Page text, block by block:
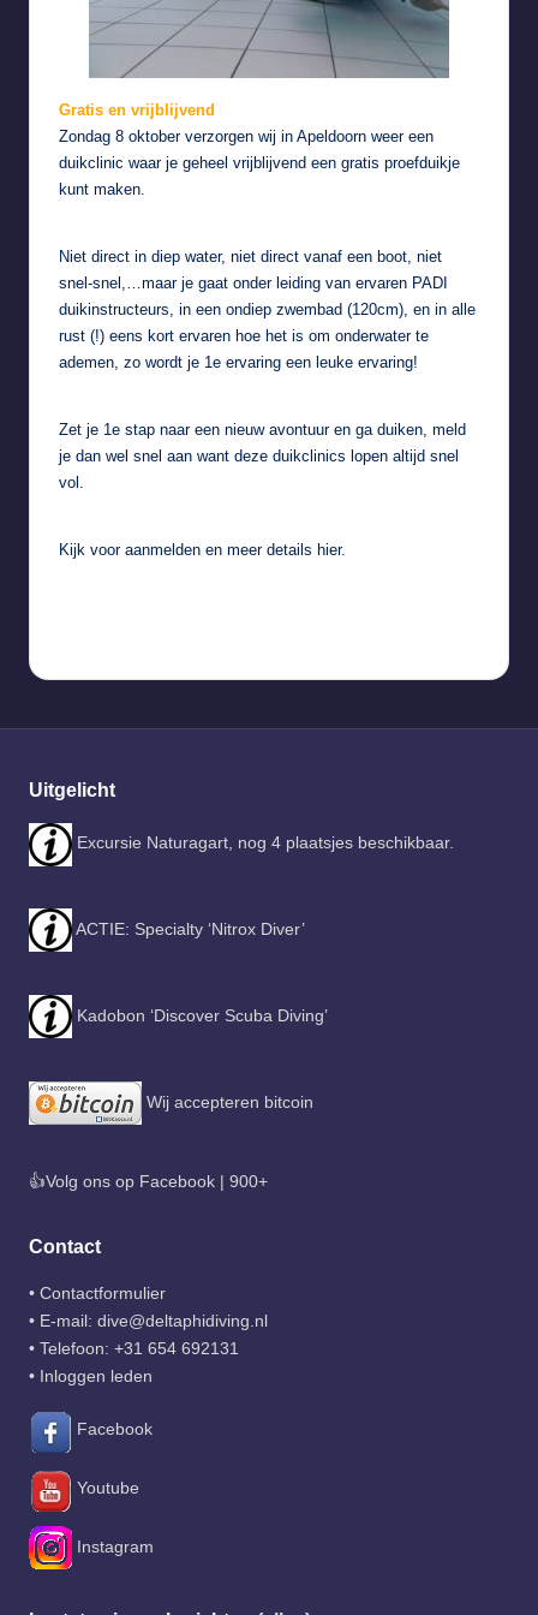
Gratis en vrijblijvend
Zondag 8 oktober verzorgen wij in Apeldoorn weer een
duikclinic waar je geheel vrijblijvend een gratis proefduikje
kunt maken.
Niet direct in diep water, niet direct vanaf een boot, niet
snel-snel,…maar je gaat onder leiding van ervaren PADI
duikinstructeurs, in een ondiep zwembad (120cm), en in alle
rust (!) eens kort ervaren hoe het is om onderwater te
ademen, zo wordt je 1e ervaring een leuke ervaring!
Zet je 1e stap naar een nieuw avontuur en ga duiken, meld
je dan wel snel aan want deze duikclinics lopen altijd snel
vol.
Kijk voor aanmelden en meer details hier.
Uitgelicht
Excursie Naturagart, nog 4 plaatsjes beschikbaar.
ACTIE: Specialty ‘Nitrox Diver’
Kadobon ‘Discover Scuba Diving’
Wij accepteren bitcoin
👍Volg ons op Facebook | 900+
Contact
• Contactformulier
• E-mail: dive@deltaphidiving.nl
• Telefoon: +31 654 692131
• Inloggen leden
Facebook
Youtube
Instagram